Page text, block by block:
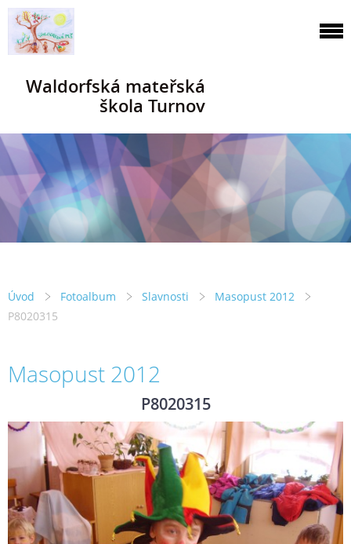
Waldorfská mateřská
škola Turnov
Úvod Fotoalbum Slavnosti
Masopust 2012
P8020315
Masopust 2012
P8020315